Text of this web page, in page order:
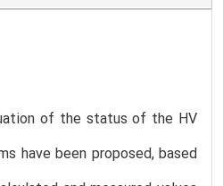
of the status of the HV
have been proposed, based